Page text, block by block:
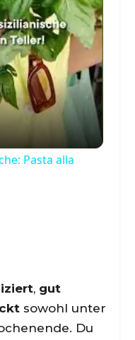
Pasta alla
, gut
sowohl unter
Du